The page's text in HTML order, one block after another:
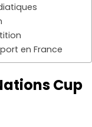
en France
Cup